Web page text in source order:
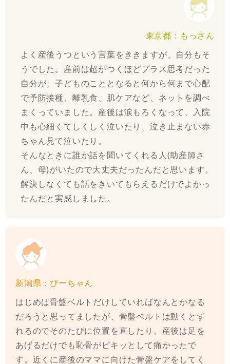
東京都：もっさん
よく産後うつという言葉をききますが、自分もそ
うでした。産前は超がつくほどプラス思考だった
自分が、子どものこととなると何から何まで心配
で予防接種、離乳食、肌ケアなど、ネットを調べ
まくっていました。産後は涙もろくなって、入院
中も心細くてしくしく泣いたり、泣き止まない赤
ちゃん見て泣いたり。
そんなときに誰か話を聞いてくれる人(助産師さ
ん、母)がいたので大丈夫だったんだと思います。
解決しなくても話をきいてもらえるだけでよかっ
たんだと実感しました。
新潟県：ぴーちゃん
はじめは骨盤ベルトだけしていればなんとかなる
だろうと思ってましたが、骨盤ベルトは動くとず
れるのでそのたびに位置を直したり、産後は足を
あげるだけでも恥骨がピキッとして痛かったで
す。近くに産後のママに向けた骨盤ケアをしてく